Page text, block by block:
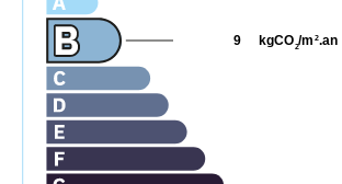
kgCO2/m 2.an
9